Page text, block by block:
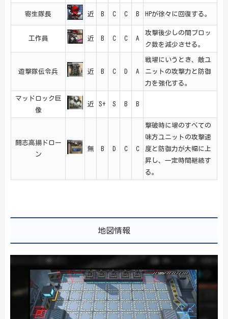
寄生隊長 近 B C C B HPが徐々に回復する。
工作員 近 B C C A
攻撃後少しの間ブロッ
ク数を減少させる。
遊撃隊伝令兵 近 B C D A
戦場にいうとき、敵ユ
ニットの攻撃力と防御
力を強化する。
マッドロック巨
像
近 S+ S B B
闘志高揚ドロー
ン
無 B D C C
撃破時に場のすべての
味方ユニットの攻撃速
度と防御力が大幅に上
昇し、一定時間継続す
る。
地図情報